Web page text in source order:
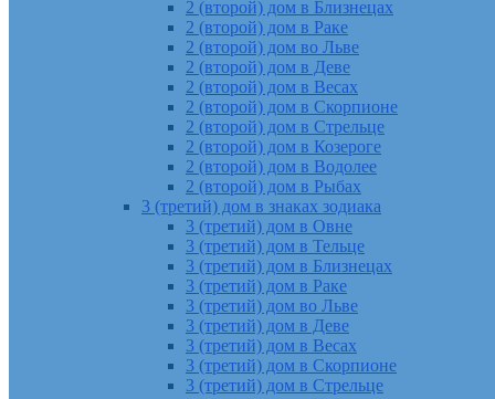
2 (второй) дом в Близнецах
2 (второй) дом в Раке
2 (второй) дом во Льве
2 (второй) дом в Деве
2 (второй) дом в Весах
2 (второй) дом в Скорпионе
2 (второй) дом в Стрельце
2 (второй) дом в Козероге
2 (второй) дом в Водолее
2 (второй) дом в Рыбах
3 (третий) дом в знаках зодиака
3 (третий) дом в Овне
3 (третий) дом в Тельце
3 (третий) дом в Близнецах
3 (третий) дом в Раке
3 (третий) дом во Льве
3 (третий) дом в Деве
3 (третий) дом в Весах
3 (третий) дом в Скорпионе
3 (третий) дом в Стрельце